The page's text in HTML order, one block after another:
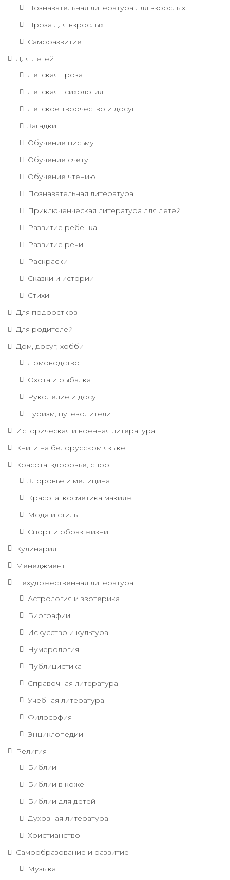
Познавательная литература для взрослых
Проза для взрослых
Саморазвитие
Для детей
Детская проза
Детская психология
Детское творчество и досуг
Загадки
Обучение письму
Обучение счету
Обучение чтению
Познавательная литература
Приключенческая литература для детей
Развитие ребенка
Развитие речи
Раскраски
Сказки и истории
Стихи
Для подростков
Для родителей
Дом, досуг, хобби
Домоводство
Охота и рыбалка
Рукоделие и досуг
Туризм, путеводители
Историческая и военная литература
Книги на белорусском языке
Красота, здоровье, спорт
Здоровье и медицина
Красота, косметика макияж
Мода и стиль
Спорт и образ жизни
Кулинария
Менеджмент
Нехудожественная литература
Астрология и эзотерика
Биографии
Искусство и культура
Нумерология
Публицистика
Справочная литература
Учебная литература
Философия
Энциклопедии
Религия
Библии
Библии в коже
Библии для детей
Духовная литература
Христианство
Самообразование и развитие
Музыка